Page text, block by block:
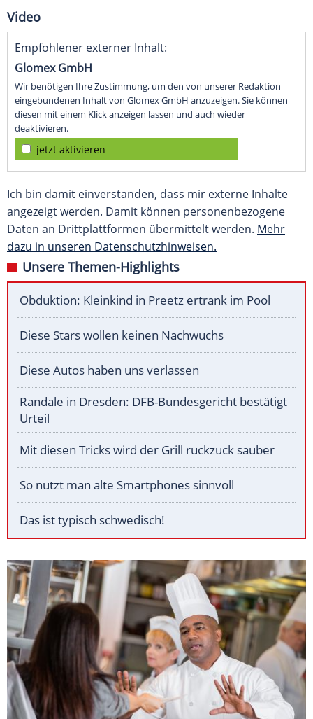
Video
Empfohlener externer Inhalt:
Glomex GmbH
Wir benötigen Ihre Zustimmung, um den von unserer Redaktion
eingebundenen Inhalt von Glomex GmbH anzuzeigen. Sie können
diesen mit einem Klick anzeigen lassen und auch wieder
deaktivieren.
jetzt aktivieren
Ich bin damit einverstanden, dass mir externe Inhalte
angezeigt werden. Damit können personenbezogene
Daten an Drittplattformen übermittelt werden. Mehr
dazu in unseren Datenschutzhinweisen.
Unsere Themen-Highlights
Obduktion: Kleinkind in Preetz ertrank im Pool
Diese Stars wollen keinen Nachwuchs
Diese Autos haben uns verlassen
Randale in Dresden: DFB-Bundesgericht bestätigt
Urteil
Mit diesen Tricks wird der Grill ruckzuck sauber
So nutzt man alte Smartphones sinnvoll
Das ist typisch schwedisch!